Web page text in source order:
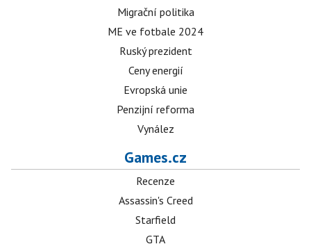
Migrační politika
ME ve fotbale 2024
Ruský prezident
Ceny energií
Evropská unie
Penzijní reforma
Vynález
Games.cz
Recenze
Assassin's Creed
Starfield
GTA